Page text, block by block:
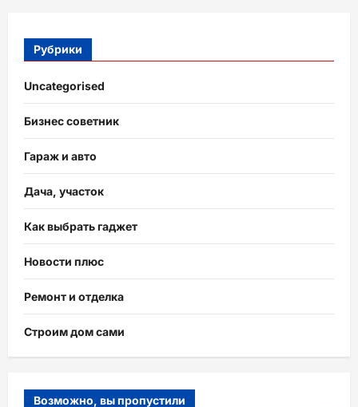
Рубрики
Uncategorised
Бизнес советник
Гараж и авто
Дача, участок
Как выбрать гаджет
Новости плюс
Ремонт и отделка
Строим дом сами
Возможно, вы пропустили